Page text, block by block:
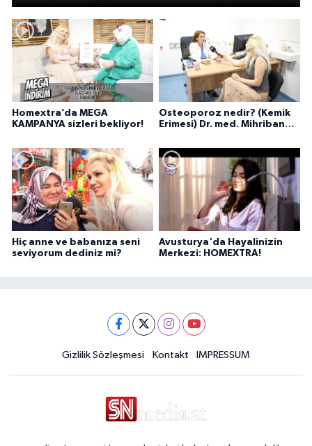
Homextra’da MEGA
KAMPANYA sizleri bekliyor!
Osteoporoz nedir? (Kemik
Erimesi) Dr. med. Mihriban
Hiç anne ve babanıza seni
seviyorum dediniz mi?
Avusturya'da Hayalinizin
Merkezi: HOMEXTRA!
Gizlilik Sözleşmesi Kontakt IMPRESSUM